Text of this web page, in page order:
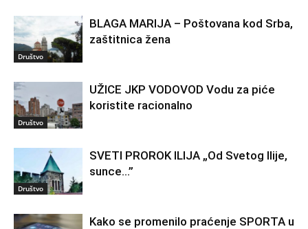
Društvo
BLAGA MARIJA – Poštovana kod Srba,
zaštitnica žena
Društvo
UŽICE JKP VODOVOD Vodu za piće
koristite racionalno
Društvo
SVETI PROROK ILIJA „Od Svetog Ilije,
sunce…”
Kako se promenilo praćenje SPORTA u